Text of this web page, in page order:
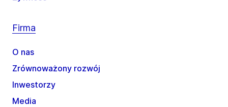
Firma
O nas
Zrównoważony rozwój
Inwestorzy
Media